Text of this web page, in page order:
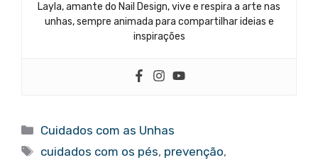
Layla, amante do Nail Design, vive e respira a arte nas
unhas, sempre animada para compartilhar ideias e
inspirações
Categorias
Cuidados com as Unhas
Tags
cuidados com os pés, prevenção,